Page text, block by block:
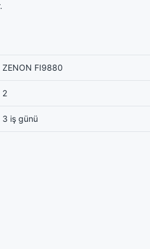
ZENON FI9880
2
3 iş günü